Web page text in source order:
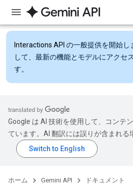
Interactions API の一般提供を開始し
して、最新の機能とモデルにアクセ
す。
Google は AI 技術を使用して、コンテ
ています。AI 翻訳には誤りが含まれる
ホーム Gemini API ドキュメント